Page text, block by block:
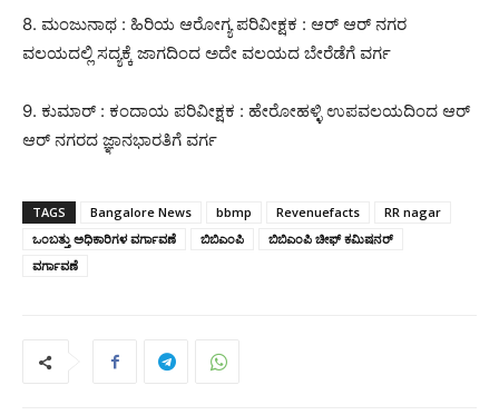
8. ಮಂಜುನಾಥ : ಹಿರಿಯ ಆರೋಗ್ಯ ಪರಿವೀಕ್ಷಕ : ಆರ್ ಆರ್ ನಗರ
ವಲಯದಲ್ಲಿ ಸದ್ಯಕ್ಕೆ ಜಾಗದಿಂದ ಅದೇ ವಲಯದ ಬೇರೆಡೆಗೆ ವರ್ಗ
9. ಕುಮಾರ್ : ಕಂದಾಯ ಪರಿವೀಕ್ಷಕ : ಹೇರೋಹಳ್ಳಿ ಉಪವಲಯದಿಂದ ಆರ್
ಆರ್ ನಗರದ ಜ್ಞಾನಭಾರತಿಗೆ ವರ್ಗ
TAGS Bangalore News bbmp Revenuefacts
RR nagar
ಒಂಬತ್ತು ಅಧಿಕಾರಿಗಳ ವರ್ಗಾವಣೆ
ಬಿಬಿಎಂಪಿ
ಬಿಬಿಎಂಪಿ ಚೀಫ್ ಕಮಿಷನರ್
ವರ್ಗಾವಣೆ